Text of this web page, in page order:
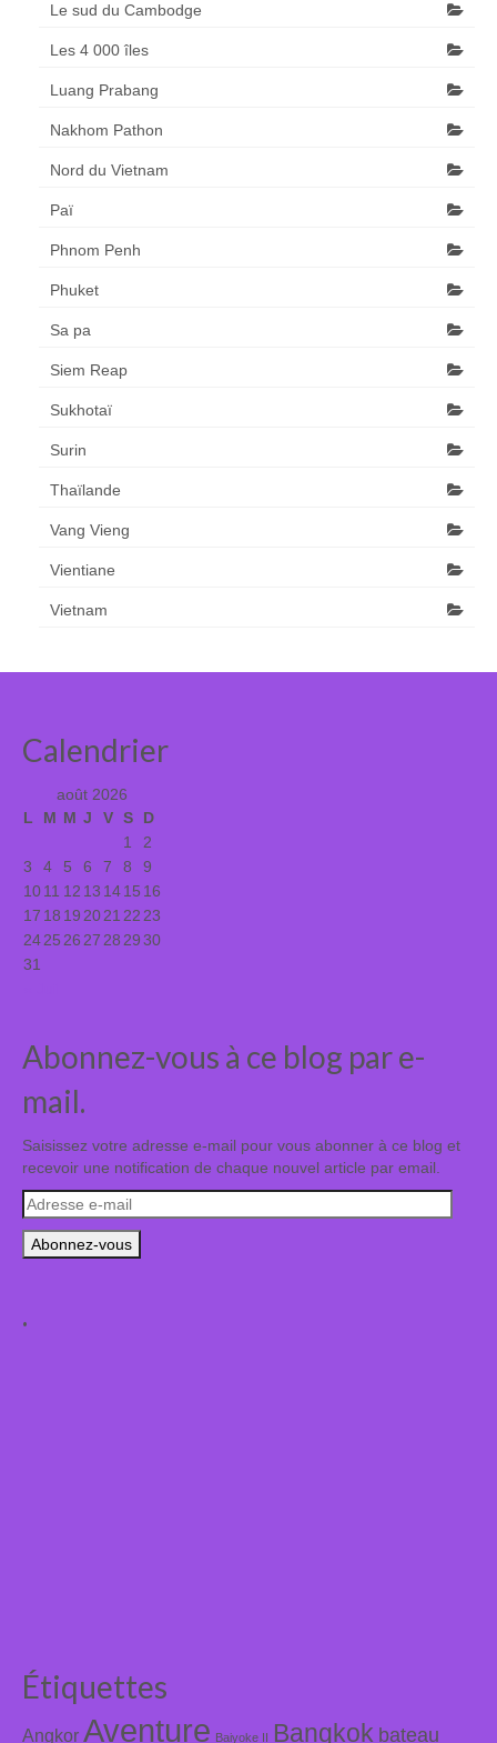
Le sud du Cambodge
Les 4 000 îles
Luang Prabang
Nakhom Pathon
Nord du Vietnam
Paï
Phnom Penh
Phuket
Sa pa
Siem Reap
Sukhotaï
Surin
Thaïlande
Vang Vieng
Vientiane
Vietnam
Calendrier
août 2026
L
M M J V S D
1
2
3
4 5 6 7 8
9
1011 12 13 1415 16
17 18 1920212223
24252627282930
31
Abonnez-vous à ce blog par e-
mail.
Saisissez votre adresse e-mail pour vous abonner à ce blog et
recevoir une notification de chaque nouvel article par email.
Adresse
e-
mail
.
Étiquettes
Angkor Aventure Baiyoke II Bangkok bateau